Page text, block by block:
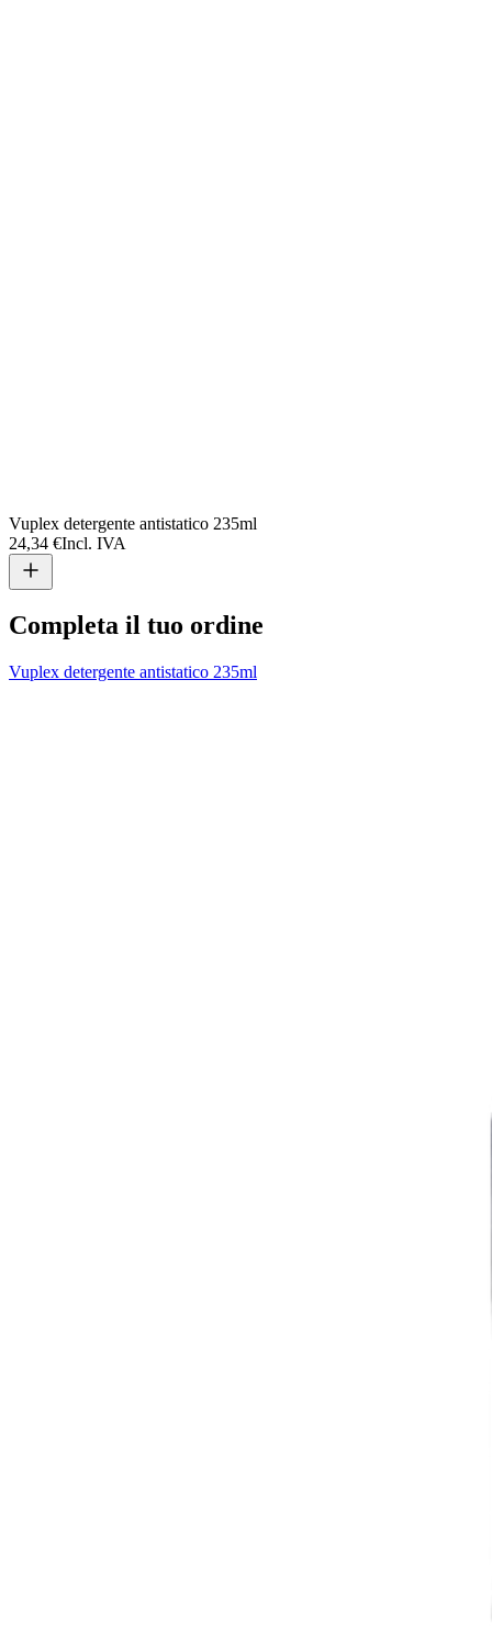
Vuplex detergente antistatico 235ml
24,34 €Incl. IVA
Completa il tuo ordine
Vuplex detergente antistatico 235ml